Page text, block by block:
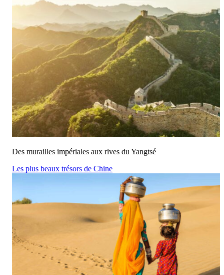
Des murailles impériales aux rives du Yangtsé
Les plus beaux trésors de Chine